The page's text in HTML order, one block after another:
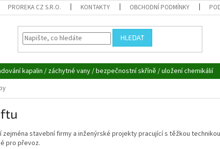
PROREKA CZ S.R.O. KONTAKTY OBCHODNÍ PODMÍNKY
HLEDAT
kapalin / záchytné vany / bezpečnostní skříně / uložení chemikálií
stavební firmy a inženýrské projekty pracující s těžkou
pro převoz.